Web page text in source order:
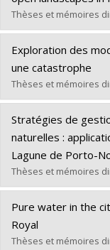
Président du
garden studies,
Président de
sein de l’Union
Président de la
Kativik (KEQC)
Président du
l’environnement
Délégué du
des architectes
Fellow de
Diplôme obtenu :
Lien vers le
Thèses et mémoires
Diplômé(e) :Ginati
Cycle :Maîtrise
Diplôme obtenu :
Lien vers le
Exploration des
une catastrophe
Thèses et mémoires
Diplômé(e) :
Cycle :Maîtrise
Diplôme obtenu :
Lien vers le
Stratégies de
naturelles :
Lagune de Porto-
Thèses et mémoires
Diplômé(e) :Leite,
Cycle :
Diplôme obtenu :
Pure water in the
Royal
Thèses et mémoires